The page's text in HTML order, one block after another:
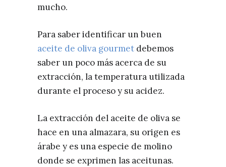
mucho.
Para saber identificar un buen
aceite de oliva gourmet debemos
saber un poco más acerca de su
extracción, la temperatura utilizada
durante el proceso y su acidez.
La extracción del aceite de oliva se
hace en una almazara, su origen es
árabe y es una especie de molino
donde se exprimen las aceitunas.